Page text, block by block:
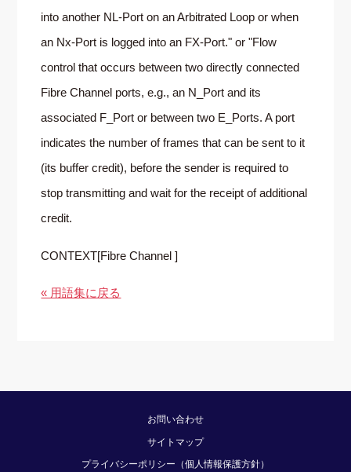
into another NL-Port on an Arbitrated Loop or when
an Nx-Port is logged into an FX-Port." or "Flow
control that occurs between two directly connected
Fibre Channel ports, e.g., an N_Port and its
associated F_Port or between two E_Ports. A port
indicates the number of frames that can be sent to it
(its buffer credit), before the sender is required to
stop transmitting and wait for the receipt of additional
credit.
CONTEXT[Fibre Channel ]
« 用語集に戻る
お問い合わせ
サイトマップ
プライバシーポリシー（個人情報保護方針）